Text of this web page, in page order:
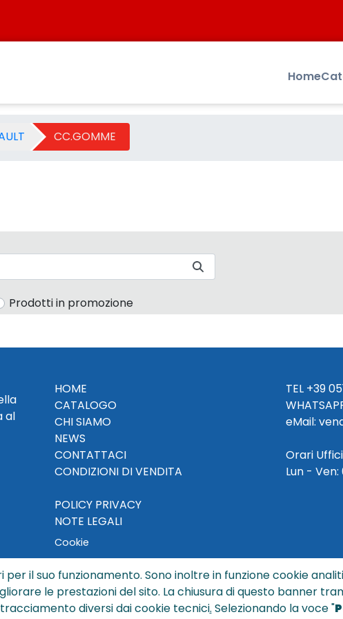
Home
CC.GOMME
Prodotti in promozione
al
HOME
CATALOGO
CHI SIAMO
NEWS
CONTATTACI
CONDIZIONI DI VENDITA
POLICY PRIVACY
NOTE LEGALI
Cookie
TEL +39
eMail:
Orari
Lun - Ven:
2024 by Sisters S.r.l. - All rights reserved
- R.I. BO - N. REA 429992 - PEC sisterssrl@legalmail.it
il suo funzionamento. Sono inoltre in funzione cookie
le prestazioni del sito. La chiusura di questo banner
diversi dai cookie tecnici. Selezionando la voce "